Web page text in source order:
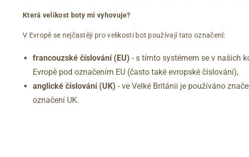
Která velikost boty mi vyhovuje?
V Evropě se nejčastěji pro velikosti bot používají tato označení:
francouzské číslování (EU) - s tímto systémem se v našich
Evropě pod označením EU (často také evropské číslování),
anglické číslování (UK) - ve Velké Británii je používáno
označení UK.